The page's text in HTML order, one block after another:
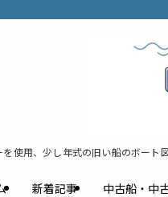
を使用、少し年式の旧い船のボー
新着記事 中古船・中